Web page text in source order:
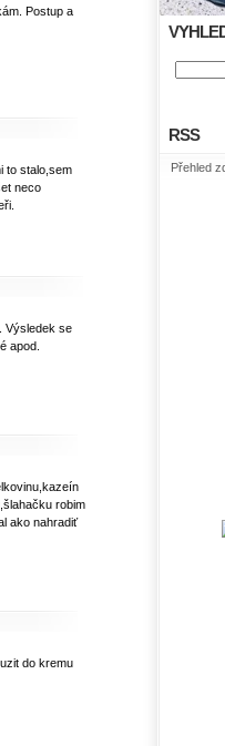
RSS
Přehled
Postup a
to stalo,sem
neco
Výsledek se
apod.
robim
ako nahradiť
do kremu